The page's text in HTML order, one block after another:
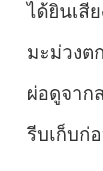
ได้ยินเสี
มะม่วงต
ผ่อดูจาก
รีบเก็บก่